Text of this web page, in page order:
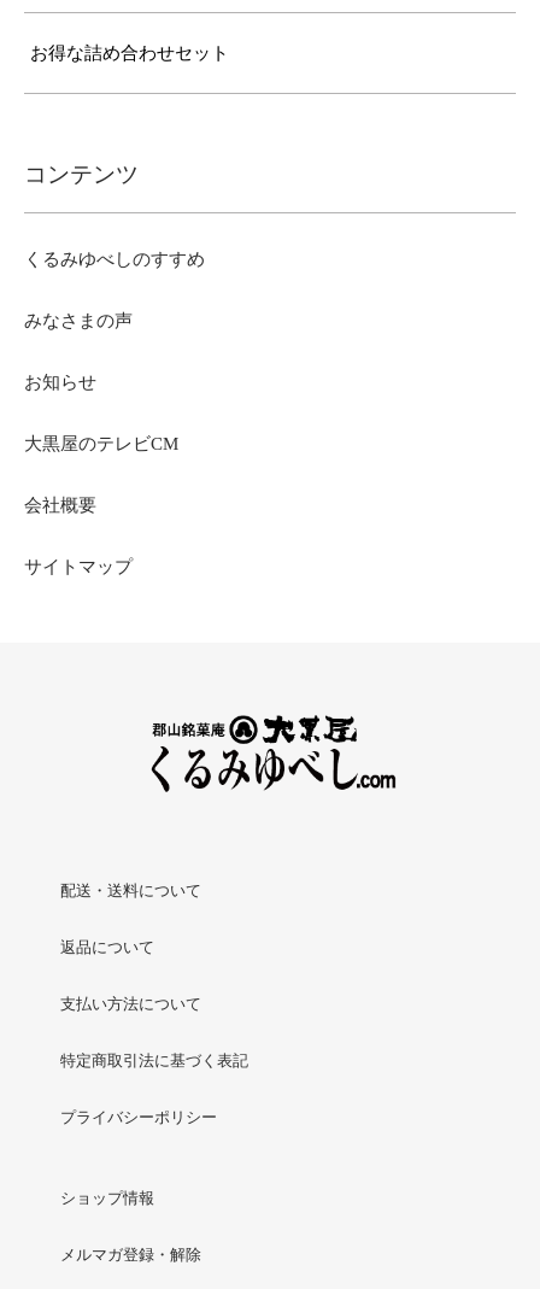
お得な詰め合わせセット
コンテンツ
くるみゆべしのすすめ
みなさまの声
お知らせ
大黒屋のテレビCM
会社概要
サイトマップ
配送・送料について
返品について
支払い方法について
特定商取引法に基づく表記
プライバシーポリシー
ショップ情報
メルマガ登録・解除